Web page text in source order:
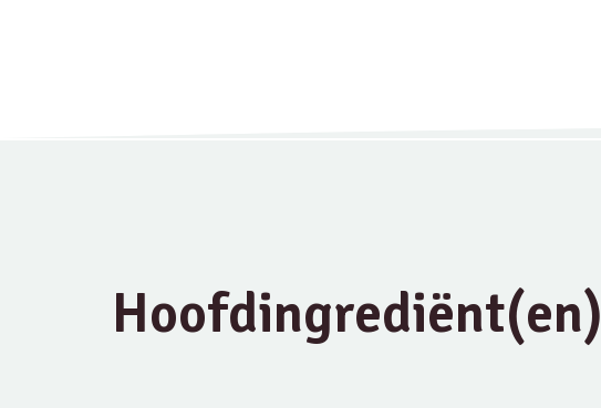
Hoofdingrediënt(en)